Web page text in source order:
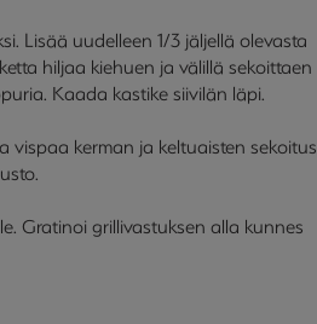
Lisää uudelleen 1/3 jäljellä olevasta
hiljaa kiehuen ja välillä sekoittaen
Kaada kastike siivilän läpi.
vispaa kerman ja keltuaisten sekoitus
Gratinoi grillivastuksen alla kunnes